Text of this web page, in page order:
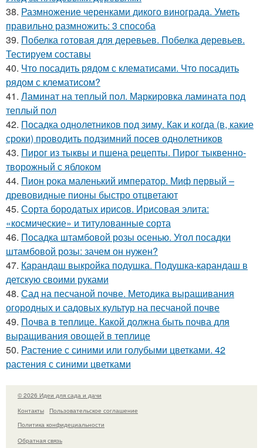
38. Размножение черенками дикого винограда. Уметь
правильно размножить: 3 способа
39. Побелка готовая для деревьев. Побелка деревьев.
Тестируем составы
40. Что посадить рядом с клематисами. Что посадить
рядом с клематисом?
41. Ламинат на теплый пол. Маркировка ламината под
теплый пол
42. Посадка однолетников под зиму. Как и когда (в, какие
сроки) проводить подзимний посев однолетников
43. Пирог из тыквы и пшена рецепты. Пирог тыквенно-
творожный с яблоком
44. Пион рока маленький император. Миф первый –
древовидные пионы быстро отцветают
45. Сорта бородатых ирисов. Ирисовая элита:
«космические» и титулованные сорта
46. Посадка штамбовой розы осенью. Угол посадки
штамбовой розы: зачем он нужен?
47. Карандаш выкройка подушка. Подушка-карандаш в
детскую своими руками
48. Сад на песчаной почве. Методика выращивания
огородных и садовых культур на песчаной почве
49. Почва в теплице. Какой должна быть почва для
выращивания овощей в теплице
50. Растение с синими или голубыми цветками. 42
растения с синими цветками
© 2026 Идеи для сада и дачи
Контакты
Пользовательское соглашение
Политика конфидециальности
Обратная связь